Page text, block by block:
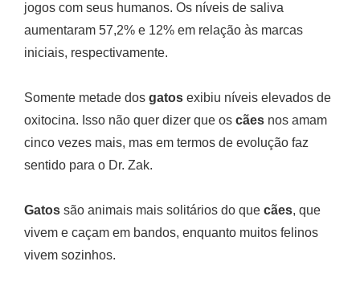
jogos com seus humanos. Os níveis de saliva
aumentaram 57,2% e 12% em relação às marcas
iniciais, respectivamente.
Somente metade dos gatos exibiu níveis elevados de
oxitocina. Isso não quer dizer que os cães nos amam
cinco vezes mais, mas em termos de evolução faz
sentido para o Dr. Zak.
Gatos são animais mais solitários do que cães, que
vivem e caçam em bandos, enquanto muitos felinos
vivem sozinhos.